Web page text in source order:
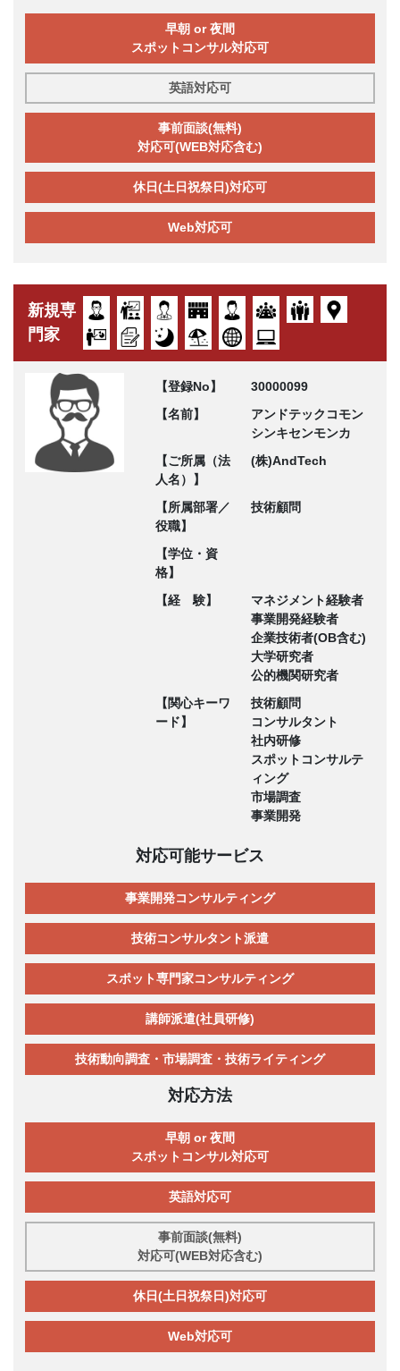
早朝 or 夜間
スポットコンサル対応可
英語対応可
事前面談(無料)
対応可(WEB対応含む)
休日(土日祝祭日)対応可
Web対応可
新規専
門家
【登録No】
30000099
【名前】
アンドテックコモン
シンキセンモンカ
【ご所属（法
人名）】
(株)AndTech
【所属部署／
役職】
技術顧問
【学位・資
格】
【経 験】
マネジメント経験者
事業開発経験者
企業技術者(OB含む)
大学研究者
公的機関研究者
【関心キーワ
ード】
技術顧問
コンサルタント
社内研修
スポットコンサルテ
ィング
市場調査
事業開発
対応可能サービス
事業開発コンサルティング
技術コンサルタント派遣
スポット専門家コンサルティング
講師派遣(社員研修)
技術動向調査・市場調査・技術ライティング
対応方法
早朝 or 夜間
スポットコンサル対応可
英語対応可
事前面談(無料)
対応可(WEB対応含む)
休日(土日祝祭日)対応可
Web対応可